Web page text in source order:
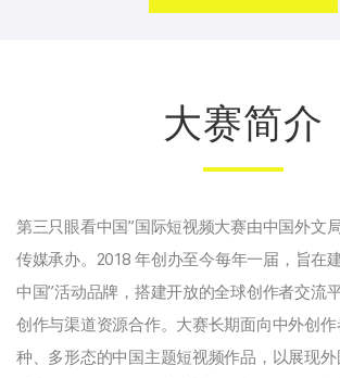
大赛简介
第三只眼看中国”国际短视频大赛由中国外文
传媒承办。2018 年创办至今每年一届，旨在
中国”活动品牌，搭建开放的全球创作者交流
创作与渠道资源合作。大赛长期面向中外创
种、多形态的中国主题短视频作品，以展现